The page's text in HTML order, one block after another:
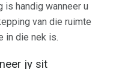
is handig wanneer u
van die ruimte
in die nek is.
jy sit